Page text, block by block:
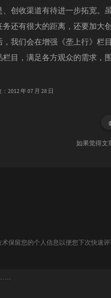
收渠道有待进一步拓宽。虽
务还有很大的距离，还要加大
们会在增强《垄上行》栏目
栏目，满足各方观众的需求，
2012 年 07 月 28 日
如果觉得文
术保留您的个人信息以便您下次快速